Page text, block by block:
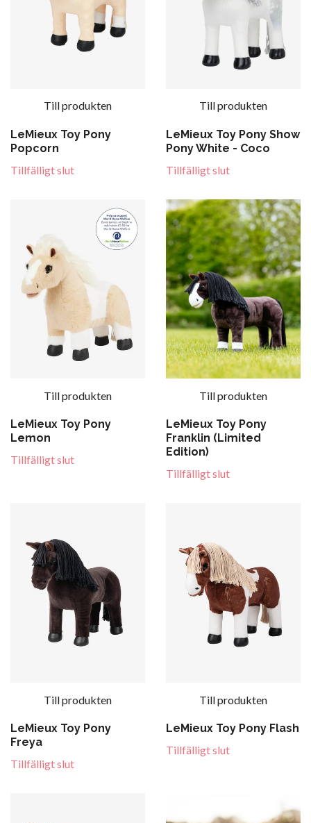
Till produkten
LeMieux Toy Pony
Popcorn
Tillfälligt slut
Till produkten
LeMieux Toy Pony Show
Pony White - Coco
Tillfälligt slut
Till produkten
LeMieux Toy Pony
Lemon
Tillfälligt slut
Till produkten
LeMieux Toy Pony
Franklin (Limited
Edition)
Tillfälligt slut
Till produkten
LeMieux Toy Pony
Freya
Tillfälligt slut
Till produkten
LeMieux Toy Pony Flash
Tillfälligt slut